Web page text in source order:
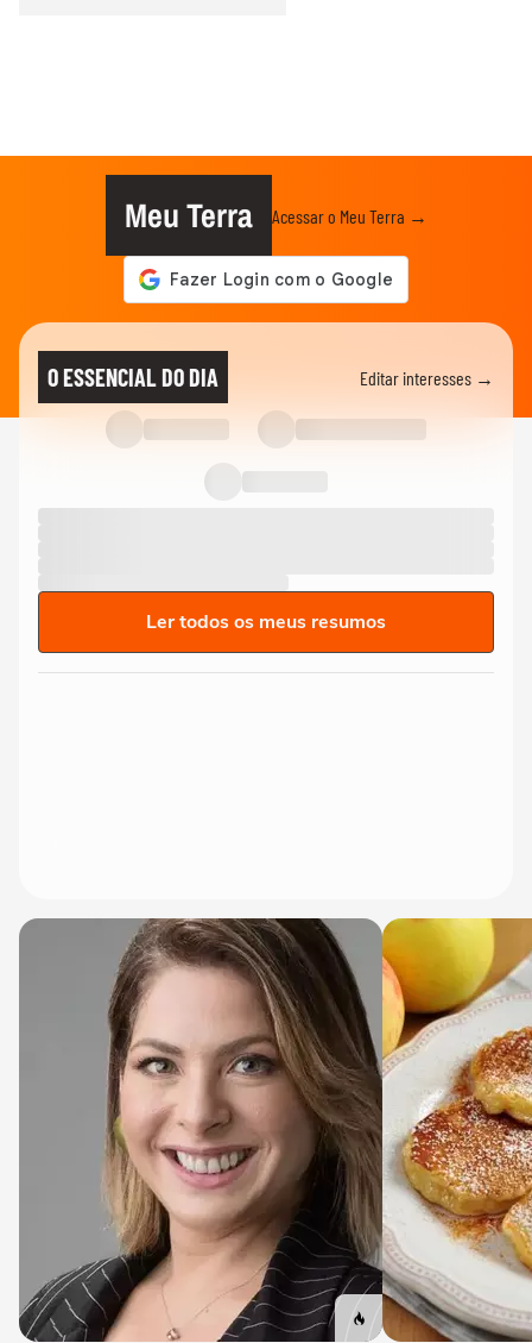
Meu Terra Acessar o Meu Terra →
O ESSENCIAL DO DIA Editar interesses →
Ler todos os meus resumos